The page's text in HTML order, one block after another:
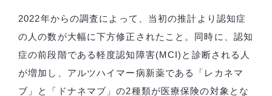
2022年からの調査によって、当初の推計より認知症
の人の数が大幅に下方修正されたこと。同時に、認知
症の前段階である軽度認知障害(MCI)と診断される人
が増加し、アルツハイマー病新薬である「レカネマ
ブ」と「ドナネマブ」の2種類が医療保険の対象とな